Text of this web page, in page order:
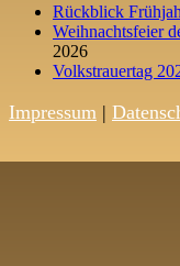
Rückblick
Weihnachtsfeier
2026
Volkstrauertag
Impressum |